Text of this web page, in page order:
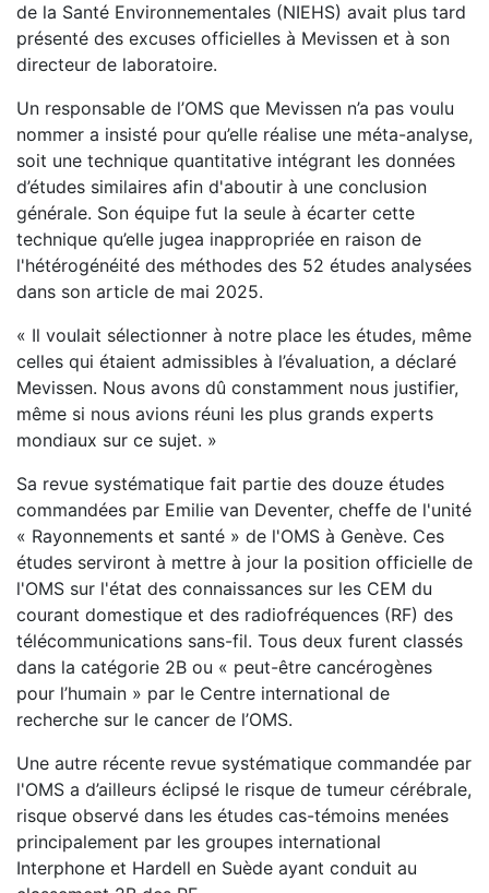
de la Santé Environnementales (NIEHS) avait plus tard
présenté des excuses officielles à Mevissen et à son
directeur de laboratoire.
Un responsable de l’OMS que Mevissen n’a pas voulu
nommer a insisté pour qu’elle réalise une méta-analyse,
soit une technique quantitative intégrant les données
d’études similaires afin d'aboutir à une conclusion
générale. Son équipe fut la seule à écarter cette
technique qu’elle jugea inappropriée en raison de
l'hétérogénéité des méthodes des 52 études analysées
dans son article de mai 2025.
« Il voulait sélectionner à notre place les études, même
celles qui étaient admissibles à l’évaluation, a déclaré
Mevissen. Nous avons dû constamment nous justifier,
même si nous avions réuni les plus grands experts
mondiaux sur ce sujet. »
Sa revue systématique fait partie des douze études
commandées par Emilie van Deventer, cheffe de l'unité
« Rayonnements et santé » de l'OMS à Genève. Ces
études serviront à mettre à jour la position officielle de
l'OMS sur l'état des connaissances sur les CEM du
courant domestique et des radiofréquences (RF) des
télécommunications sans-fil. Tous deux furent classés
dans la catégorie 2B ou « peut-être cancérogènes
pour l’humain » par le Centre international de
recherche sur le cancer de l’OMS.
Une autre récente revue systématique commandée par
l'OMS a d’ailleurs éclipsé le risque de tumeur cérébrale,
risque observé dans les études cas-témoins menées
principalement par les groupes international
Interphone et Hardell en Suède ayant conduit au